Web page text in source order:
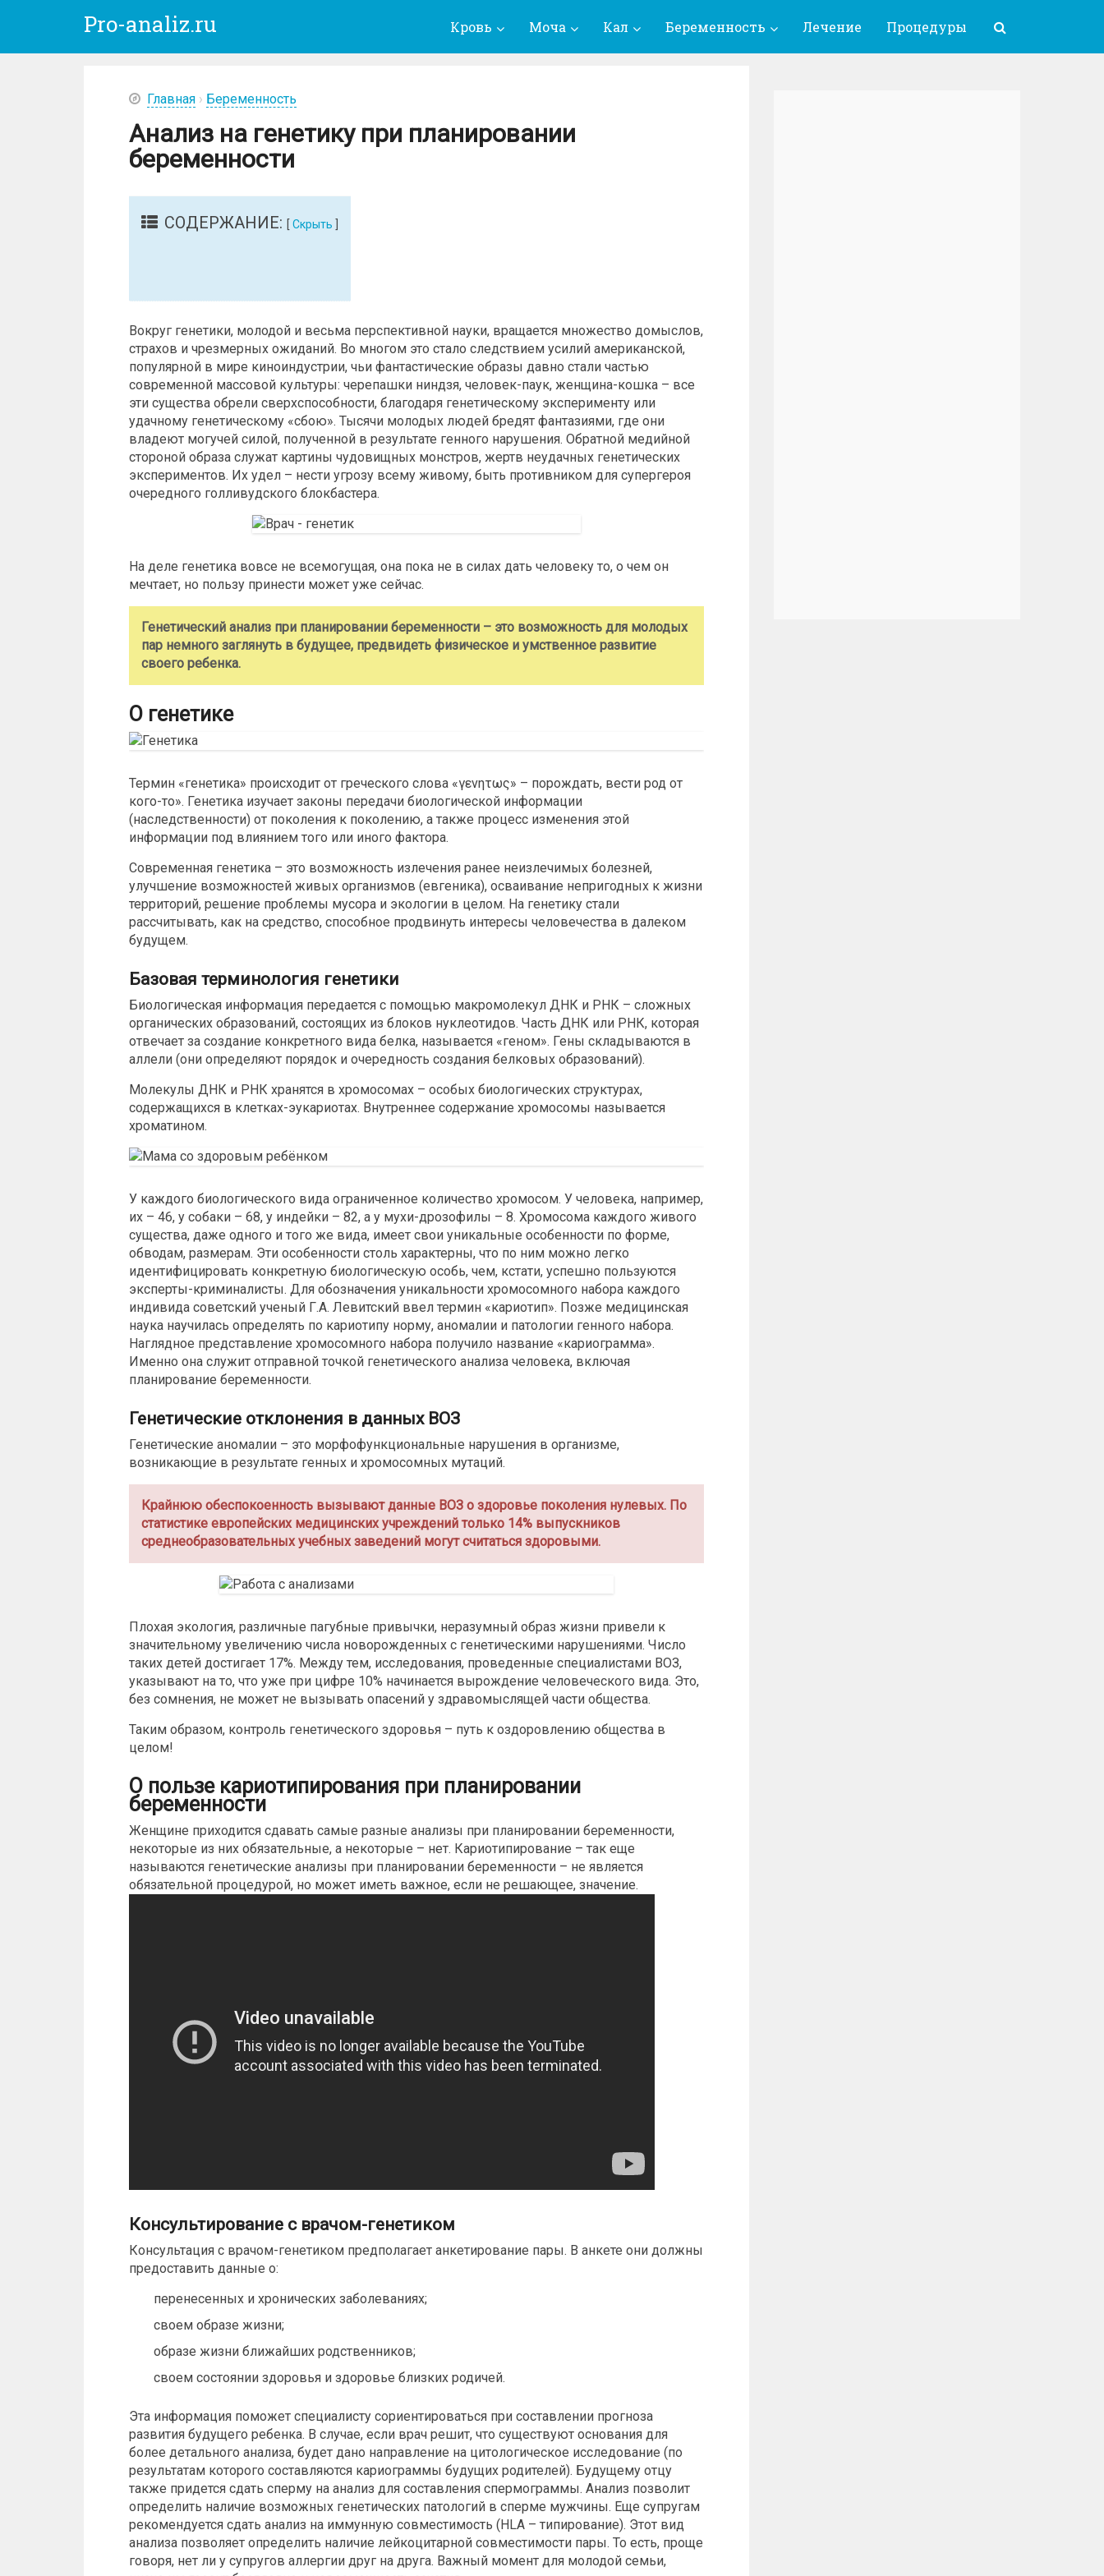
Pro-analiz.ru Кровь Моча Кал Беременность Лечение Процедуры
Главная › Беременность
Анализ на генетику при планировании
беременности
СОДЕРЖАНИЕ: [ Скрыть
Вокруг генетики, молодой и весьма перспективной науки, вращается множество домыслов,
страхов и чрезмерных ожиданий. Во многом это стало следствием усилий американской,
популярной в мире киноиндустрии, чьи фантастические образы давно стали частью
современной массовой культуры: черепашки ниндзя, человек-паук, женщина-кошка – все
эти существа обрели сверхспособности, благодаря генетическому эксперименту или
удачному генетическому «сбою». Тысячи молодых людей бредят фантазиями, где они
владеют могучей силой, полученной в результате генного нарушения. Обратной медийной
стороной образа служат картины чудовищных монстров, жертв неудачных генетических
экспериментов. Их удел – нести угрозу всему живому, быть противником для супергероя
очередного голливудского блокбастера.
На деле генетика вовсе не всемогущая, она пока не в силах дать человеку то, о чем он
мечтает, но пользу принести может уже сейчас.
Генетический анализ при планировании беременности – это возможность для молодых
пар немного заглянуть в будущее, предвидеть физическое и умственное развитие
своего ребенка.
О генетике
Термин «генетика» происходит от греческого слова «γενητως» – порождать, вести род от
кого-то». Генетика изучает законы передачи биологической информации
(наследственности) от поколения к поколению, а также процесс изменения этой
информации под влиянием того или иного фактора.
Современная генетика – это возможность излечения ранее неизлечимых болезней,
улучшение возможностей живых организмов (евгеника), осваивание непригодных к жизни
территорий, решение проблемы мусора и экологии в целом. На генетику стали
рассчитывать, как на средство, способное продвинуть интересы человечества в далеком
будущем.
Базовая терминология генетики
Биологическая информация передается с помощью макромолекул ДНК и РНК – сложных
органических образований, состоящих из блоков нуклеотидов. Часть ДНК или РНК, которая
отвечает за создание конкретного вида белка, называется «геном». Гены складываются в
аллели (они определяют порядок и очередность создания белковых образований).
Молекулы ДНК и РНК хранятся в хромосомах – особых биологических структурах,
содержащихся в клетках-эукариотах. Внутреннее содержание хромосомы называется
хроматином.
У каждого биологического вида ограниченное количество хромосом. У человека, например,
их – 46, у собаки – 68, у индейки – 82, а у мухи-дрозофилы – 8. Хромосома каждого живого
существа, даже одного и того же вида, имеет свои уникальные особенности по форме,
обводам, размерам. Эти особенности столь характерны, что по ним можно легко
идентифицировать конкретную биологическую особь, чем, кстати, успешно пользуются
эксперты-криминалисты. Для обозначения уникальности хромосомного набора каждого
индивида советский ученый Г.А. Левитский ввел термин «кариотип». Позже медицинская
наука научилась определять по кариотипу норму, аномалии и патологии генного набора.
Наглядное представление хромосомного набора получило название «кариограмма».
Именно она служит отправной точкой генетического анализа человека, включая
планирование беременности.
Генетические отклонения в данных ВОЗ
Генетические аномалии – это морфофункциональные нарушения в организме,
возникающие в результате генных и хромосомных мутаций.
Крайнюю обеспокоенность вызывают данные ВОЗ о здоровье поколения нулевых. По
статистике европейских медицинских учреждений только 14% выпускников
среднеобразовательных учебных заведений могут считаться здоровыми.
Плохая экология, различные пагубные привычки, неразумный образ жизни привели к
значительному увеличению числа новорожденных с генетическими нарушениями. Число
таких детей достигает 17%. Между тем, исследования, проведенные специалистами ВОЗ,
указывают на то, что уже при цифре 10% начинается вырождение человеческого вида. Это,
без сомнения, не может не вызывать опасений у здравомыслящей части общества.
Таким образом, контроль генетического здоровья – путь к оздоровлению общества в
целом!
О пользе кариотипирования при планировании
беременности
Женщине приходится сдавать самые разные анализы при планировании беременности,
некоторые из них обязательные, а некоторые – нет. Кариотипирование – так еще
называются генетические анализы при планировании беременности – не является
обязательной процедурой, но может иметь важное, если не решающее, значение.
Консультирование с врачом-генетиком
Консультация с врачом-генетиком предполагает анкетирование пары. В анкете они должны
предоставить данные о:
перенесенных и хронических заболеваниях;
своем образе жизни;
образе жизни ближайших родственников;
своем состоянии здоровья и здоровье близких родичей.
Эта информация поможет специалисту сориентироваться при составлении прогноза
развития будущего ребенка. В случае, если врач решит, что существуют основания для
более детального анализа, будет дано направление на цитологическое исследование (по
результатам которого составляются кариограммы будущих родителей). Будущему отцу
также придется сдать сперму на анализ для составления спермограммы. Анализ позволит
определить наличие возможных генетических патологий в сперме мужчины. Еще супругам
рекомендуется сдать анализ на иммунную совместимость (HLA – типирование). Этот вид
анализа позволяет определить наличие лейкоцитарной совместимости пары. То есть, проще
говоря, нет ли у супругов аллергии друг на друга. Важный момент для молодой семьи,